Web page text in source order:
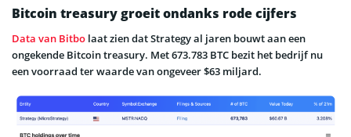
Bitcoin treasury groeit ondanks rode cijfers
Data van Bitbo laat zien dat Strategy al jaren bouwt aan een
ongekende Bitcoin treasury. Met 673.783 BTC bezit het bedrijf nu
een voorraad ter waarde van ongeveer $63 miljard.